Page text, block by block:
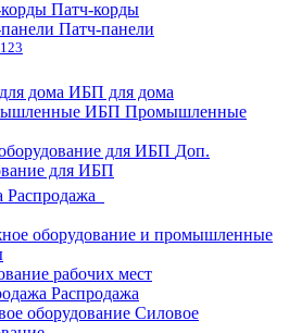
Патч-корды
Патч-панели
123
ИБП для дома
Промышленные
Доп.
для ИБП
Распродажа
оборудование и промышленные
рабочих мест
Распродажа
Силовое